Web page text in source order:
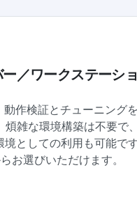
／ワークステーショ
作検証とチューニング
雑な環境構築は不要で
としての利用も可能で
お選びいただけます。